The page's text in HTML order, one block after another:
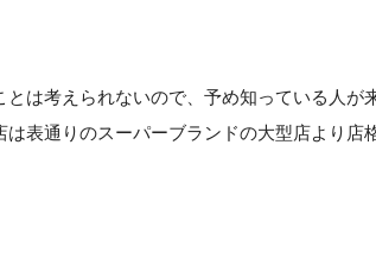
は考えられないので、予め知っている人が
表通りのスーパーブランドの大型店より店